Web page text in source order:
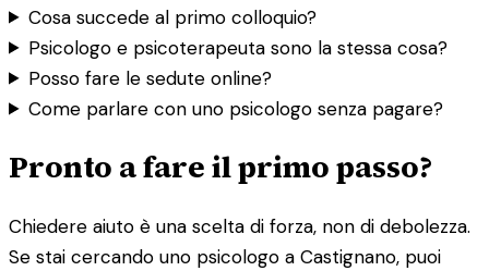
Cosa succede al primo colloquio?
Psicologo e psicoterapeuta sono la stessa cosa?
Posso fare le sedute online?
Come parlare con uno psicologo senza pagare?
Pronto a fare il primo passo?
Chiedere aiuto è una scelta di forza, non di debolezza.
Se stai cercando uno psicologo a Castignano, puoi